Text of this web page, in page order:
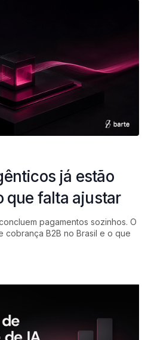
já estão
que falta ajustar
pagamentos sozinhos. O
cobrança B2B no Brasil e o que